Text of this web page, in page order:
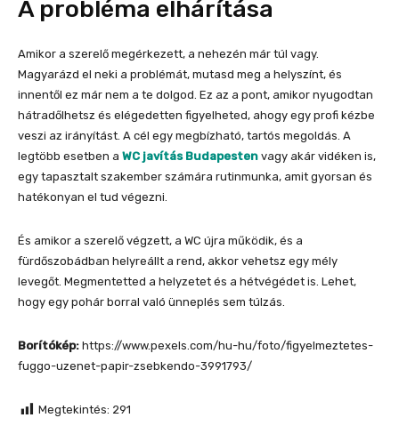
A probléma elhárítása
Amikor a szerelő megérkezett, a nehezén már túl vagy.
Magyarázd el neki a problémát, mutasd meg a helyszínt, és
innentől ez már nem a te dolgod. Ez az a pont, amikor nyugodtan
hátradőlhetsz és elégedetten figyelheted, ahogy egy profi kézbe
veszi az irányítást. A cél egy megbízható, tartós megoldás. A
legtöbb esetben a WC javítás Budapesten vagy akár vidéken is,
egy tapasztalt szakember számára rutinmunka, amit gyorsan és
hatékonyan el tud végezni.
És amikor a szerelő végzett, a WC újra működik, és a
fürdőszobádban helyreállt a rend, akkor vehetsz egy mély
levegőt. Megmentetted a helyzetet és a hétvégédet is. Lehet,
hogy egy pohár borral való ünneplés sem túlzás.
Borítókép: https://www.pexels.com/hu-hu/foto/figyelmeztetes-
fuggo-uzenet-papir-zsebkendo-3991793/
Megtekintés: 291